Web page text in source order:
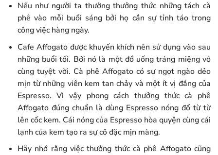
Nếu như người ta thường thưởng thức những tách cà
phê vào mỗi buổi sáng bởi họ cần sự tỉnh táo trong
công việc hàng ngày.
Cafe Affogato được khuyến khích nên sử dụng vào sau
những buổi tối. Bởi nó là một đồ uống tráng miệng vô
cùng tuyệt vời. Cà phê Affogato có sự ngọt ngào dẻo
mịn từ những viên kem tan chảy và một ít vị đắng của
Espresso. Vì vậy phong cách thưởng thức cà phê
Affogato đúng chuẩn là dùng Espresso nóng đổ từ từ
lên cốc kem. Cái nóng của Espresso hòa quyện cùng cái
lạnh của kem tạo ra sự cô đặc mịn màng.
Hãy nhớ rằng việc thưởng thức cà phê Affogato cũng